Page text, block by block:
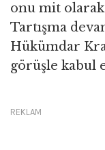
onu mit
Tartışma
Hükümdar
görüşle kabul
REKLAM